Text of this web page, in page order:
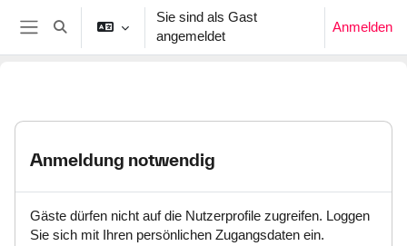
Zum Hauptinhalt
Website-Übersicht
Sucheingabe umschalten
Sie sind als Gast
angemeldet
Anmelden
Anmeldung notwendig
Gäste dürfen nicht auf die Nutzerprofile zugreifen. Loggen
Sie sich mit Ihren persönlichen Zugangsdaten ein.